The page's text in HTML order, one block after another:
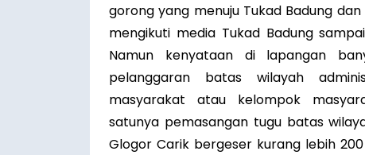
gorong yang menuju Tukad Badung
mengikuti media Tukad Badung
Namun kenyataan di lapangan
pelanggaran batas wilayah
masyarakat atau kelompok
satunya pemasangan tugu batas
Glogor Carik bergeser kurang lebih